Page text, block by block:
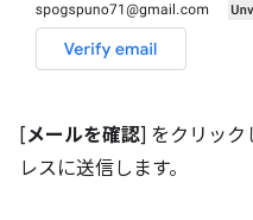
[メールを確認] をクリック
レスに送信します。